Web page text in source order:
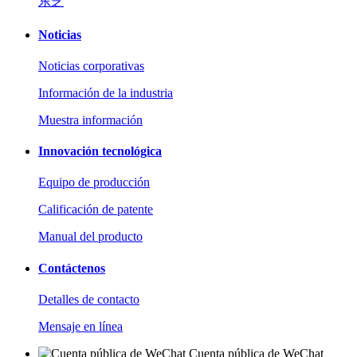
Noticias
Noticias corporativas
Información de la industria
Muestra información
Innovación tecnológica
Equipo de producción
Calificación de patente
Manual del producto
Contáctenos
Detalles de contacto
Mensaje en línea
Cuenta pública de WeChat